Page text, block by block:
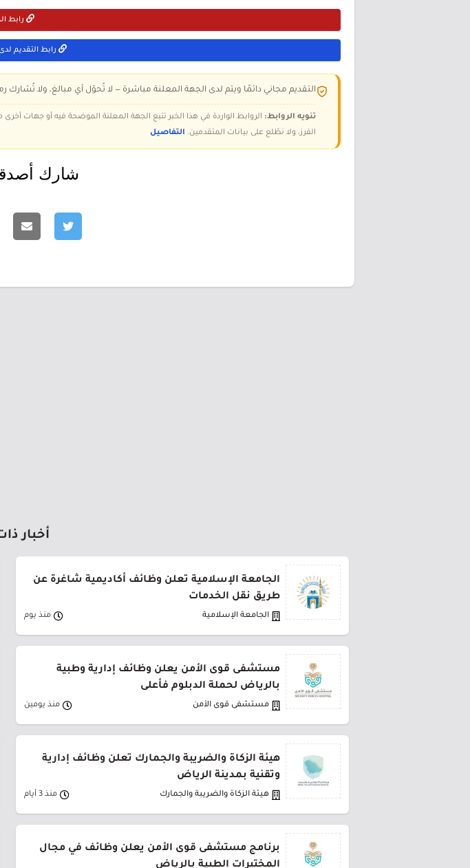
رابط
رابط التقديم
التقديم مجاني دائمًا ويتم لدى الجهة المعلنة مباشرة — لا تُحوّل أي مبالغ، ولا تُشارك
تنويه الروابط: الروابط الواردة في هذا الخبر تتبع الجهة المعلنة الموضحة فيه أو جهات
الفرز، ولا نطّلع على بيانات المتقدمين. التفاصيل
شارك
أخبار
الجامعة الإسلامية تعلن وظائف أكاديمية شاغرة عن
طريق نقل الخدمات
الجامعة الإسلامية منذ يوم
مستشفى قوى الأمن يعلن وظائف إدارية وطبية
بالرياض لحملة الدبلوم فأعلى
مستشفى قوى الأمن منذ يومين
هيئة الزكاة والضريبة والجمارك تعلن وظائف إدارية
وتقنية بمدينة الرياض
هيئة الزكاة والضريبة والجمارك منذ 3 أيام
برنامج مستشفى قوى الأمن يعلن وظائف في مجال
المختبرات الطبية بالرياض